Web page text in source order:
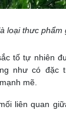
loại thưc
tố tự nhiên
như có đặc
mẽ.
liên quan